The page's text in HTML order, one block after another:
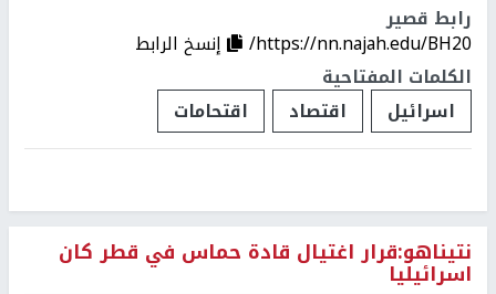
رابط قصير
https://nn.najah.edu/BH20/
إنسخ الرابط
الكلمات المفتاحية
اسرائيل
اقتصاد اقتحامات
نتيناهو:قرار اغتيال قادة حماس في قطر كان
اسرائيليا